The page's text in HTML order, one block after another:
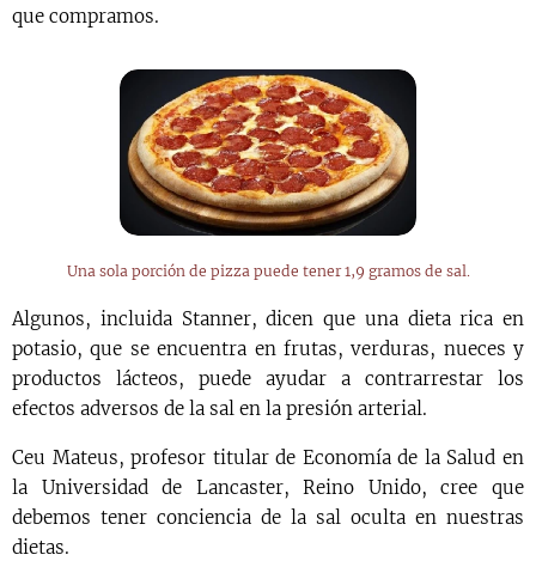
que compramos.
Una sola porción de pizza puede tener 1,9 gramos de sal.
Algunos, incluida Stanner, dicen que una dieta rica en
potasio, que se encuentra en frutas, verduras, nueces y
productos lácteos, puede ayudar a contrarrestar los
efectos adversos de la sal en la presión arterial.
Ceu Mateus, profesor titular de Economía de la Salud en
la Universidad de Lancaster, Reino Unido, cree que
debemos tener conciencia de la sal oculta en nuestras
dietas.